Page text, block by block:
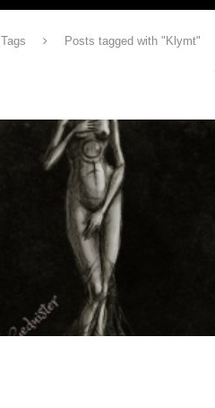
Tags Posts tagged with "Klymt"